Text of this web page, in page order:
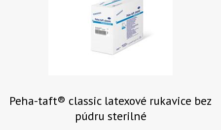
Peha-taft® classic latexové rukavice bez
púdru sterilné